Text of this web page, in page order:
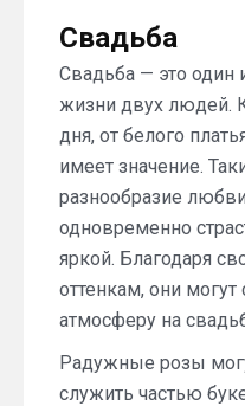
Свадьба
Свадьба — это
жизни двух людей.
дня, от белого
имеет значение.
разнообразие
одновременно
яркой. Благодаря
оттенкам, они
атмосферу на
Радужные розы
служить частью